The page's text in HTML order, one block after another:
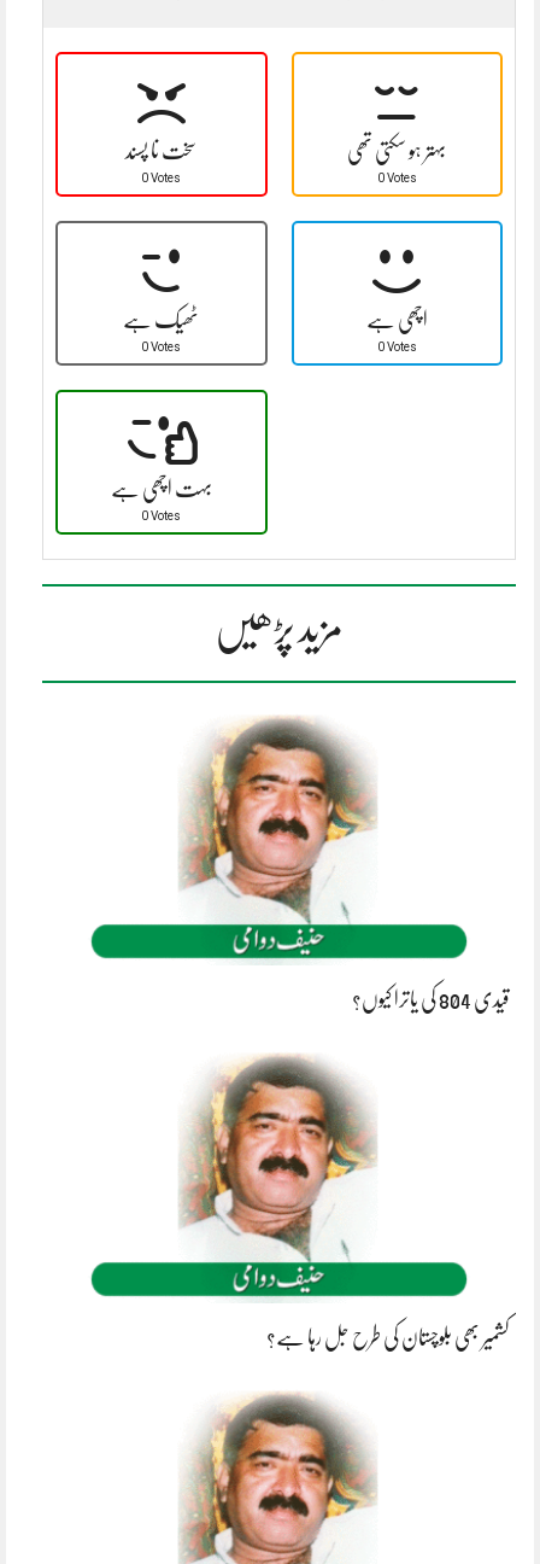
سخت نا پسند
0 Votes
بہتر ہو سکتی تھی
0 Votes
ٹھیک ہے
0 Votes
اچھی ہے
0 Votes
بہت اچھی ہے
0 Votes
مزید پڑھیں
قیدی 804 کی یاترا کیوں؟
کشمیر بھی بلوچستان کی طرح جل رہا ہے؟